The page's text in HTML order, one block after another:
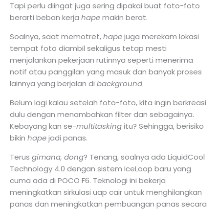
Tapi perlu diingat juga sering dipakai buat foto-foto
berarti beban kerja hapemakin berat.
Soalnya, saat memotret,hapejuga merekam lokasi
tempat foto diambil sekaligus tetap mesti
menjalankan pekerjaan rutinnya seperti menerima
notif atau panggilan yang masuk dan banyak proses
lainnya yang berjalan di background.
Belum lagi kalau setelah foto-foto, kita ingin berkreasi
dulu dengan menambahkan filter dan sebagainya.
Kebayang kan se-multitaskingitu? Sehingga, berisiko
bikin hapejadi panas.
Terus gimana, dong? Tenang, soalnya ada LiquidCool
Technology 4.0 dengan sistem IceLoop baru yang
cuma ada di POCO F6. Teknologi ini bekerja
meningkatkan sirkulasi uap cair untuk menghilangkan
panas dan meningkatkan pembuangan panas secara